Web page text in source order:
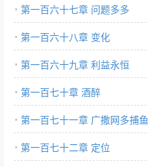
第一百六十七章 问题多多
第一百六十八章 变化
第一百六十九章 利益永恒
第一百七十章 酒醉
第一百七十一章 广撒网多捕鱼
第一百七十二章 定位